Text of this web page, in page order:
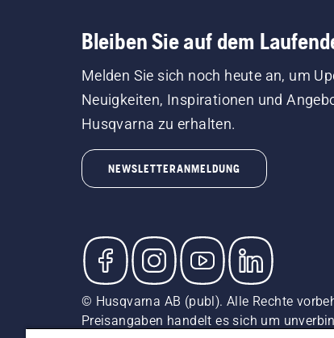
Bleiben Sie auf dem
Melden Sie sich noch heute an, um
Neuigkeiten, Inspirationen und
Husqvarna zu erhalten.
NEWSLETTERANMELDUNG
© Husqvarna AB (publ). Alle Rechte
Preisangaben handelt es sich um